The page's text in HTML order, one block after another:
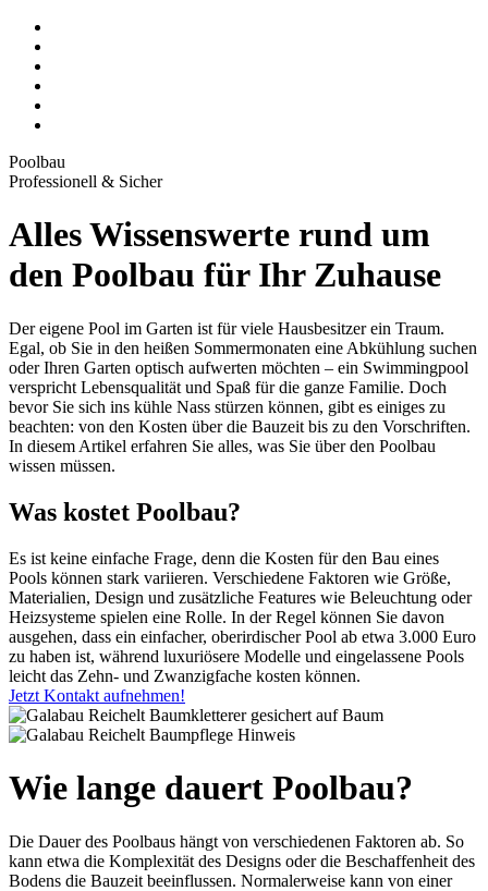
Poolbau
Professionell & Sicher
Alles Wissenswerte rund um
den Poolbau für Ihr Zuhause
Der eigene Pool im Garten ist für viele Hausbesitzer ein Traum.
Egal, ob Sie in den heißen Sommermonaten eine Abkühlung suchen
oder Ihren Garten optisch aufwerten möchten – ein Swimmingpool
verspricht Lebensqualität und Spaß für die ganze Familie. Doch
bevor Sie sich ins kühle Nass stürzen können, gibt es einiges zu
beachten: von den Kosten über die Bauzeit bis zu den Vorschriften.
In diesem Artikel erfahren Sie alles, was Sie über den Poolbau
wissen müssen.
Was kostet Poolbau?
Es ist keine einfache Frage, denn die Kosten für den Bau eines
Pools können stark variieren. Verschiedene Faktoren wie Größe,
Materialien, Design und zusätzliche Features wie Beleuchtung oder
Heizsysteme spielen eine Rolle. In der Regel können Sie davon
ausgehen, dass ein einfacher, oberirdischer Pool ab etwa 3.000 Euro
zu haben ist, während luxuriösere Modelle und eingelassene Pools
leicht das Zehn- und Zwanzigfache kosten können.
Jetzt Kontakt aufnehmen!
Wie lange dauert Poolbau?
Die Dauer des Poolbaus hängt von verschiedenen Faktoren ab. So
kann etwa die Komplexität des Designs oder die Beschaffenheit des
Bodens die Bauzeit beeinflussen. Normalerweise kann von einer